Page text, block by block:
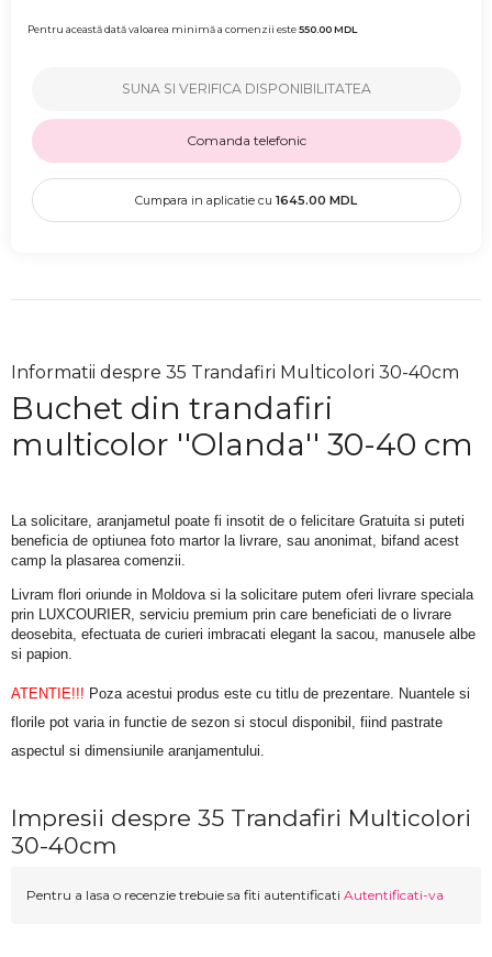
Pentru această dată valoarea minimă a comenzii este550.00MDL
SUNA SI VERIFICA DISPONIBILITATEA
Comanda telefonic
Cumpara in aplicatie cu 1645.00 MDL
Informatii despre 35 Trandafiri Multicolori 30-40cm
Buchet din trandafiri
multicolor ''Olanda'' 30-40 cm
La solicitare, aranjametul poate fi insotit de o felicitare Gratuita si puteti
beneficia de optiunea foto martor la livrare, sau anonimat, bifand acest
camp la plasarea comenzii.
Livram flori oriunde in Moldova si la solicitare putem oferi livrare speciala
prin LUXCOURIER, serviciu premium prin care beneficiati de o livrare
deosebita, efectuata de curieri imbracati elegant la sacou, manusele albe
si papion.
ATENTIE!!! Poza acestui produs este cu titlu de prezentare. Nuantele si
florile pot varia in functie de sezon si stocul disponibil, fiind pastrate
aspectul si dimensiunile aranjamentului.
Impresii despre 35 Trandafiri Multicolori
30-40cm
Pentru a lasa o recenzie trebuie sa fiti autentificati Autentificati-va